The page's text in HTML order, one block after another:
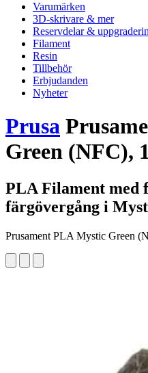
Varumärken
3D-skrivare & mer
Reservdelar &
Filament
Resin
Tillbehör
Erbjudanden
Nyheter
Prusa
Green (NFC),
PLA Filament med
färgövergång i
Prusament PLA Mystic Green